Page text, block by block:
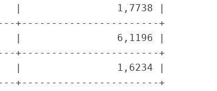
|                1,7738 |
+-----------------------+
|                6,1196 |
+-----------------------+
|                1,6234 |
+-----------------------+